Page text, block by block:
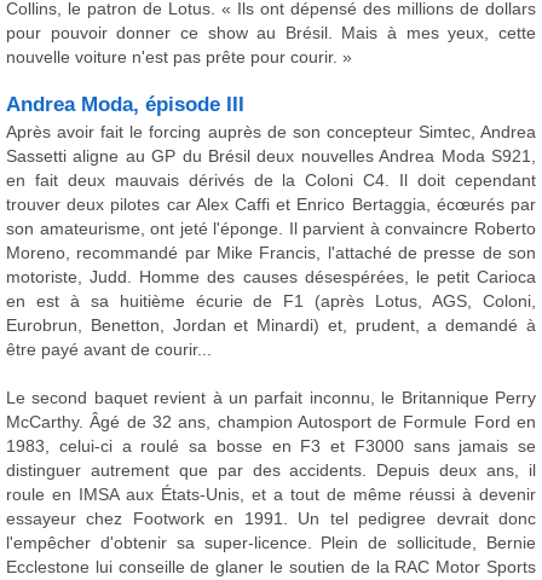
Collins, le patron de Lotus. « Ils ont dépensé des millions de dollars
pour pouvoir donner ce show au Brésil. Mais à mes yeux, cette
nouvelle voiture n'est pas prête pour courir. »
Andrea Moda, épisode III
Après avoir fait le forcing auprès de son concepteur Simtec, Andrea
Sassetti aligne au GP du Brésil deux nouvelles Andrea Moda S921,
en fait deux mauvais dérivés de la Coloni C4. Il doit cependant
trouver deux pilotes car Alex Caffi et Enrico Bertaggia, écœurés par
son amateurisme, ont jeté l'éponge. Il parvient à convaincre Roberto
Moreno, recommandé par Mike Francis, l'attaché de presse de son
motoriste, Judd. Homme des causes désespérées, le petit Carioca
en est à sa huitième écurie de F1 (après Lotus, AGS, Coloni,
Eurobrun, Benetton, Jordan et Minardi) et, prudent, a demandé à
être payé avant de courir...
Le second baquet revient à un parfait inconnu, le Britannique Perry
McCarthy. Âgé de 32 ans, champion Autosport de Formule Ford en
1983, celui-ci a roulé sa bosse en F3 et F3000 sans jamais se
distinguer autrement que par des accidents. Depuis deux ans, il
roule en IMSA aux États-Unis, et a tout de même réussi à devenir
essayeur chez Footwork en 1991. Un tel pedigree devrait donc
l'empêcher d'obtenir sa super-licence. Plein de sollicitude, Bernie
Ecclestone lui conseille de glaner le soutien de la RAC Motor Sports